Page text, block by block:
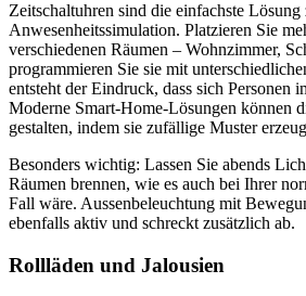
Zeitschaltuhren sind die einfachste Lösung
Anwesenheitssimulation. Platzieren Sie
verschiedenen Räumen – Wohnzimmer,
programmieren Sie sie mit
entsteht der Eindruck, dass sich Personen
Moderne Smart-Home-Lösungen können
gestalten, indem sie zufällige Muster
Besonders wichtig: Lassen Sie abends
Räumen brennen, wie es auch bei Ihrer
Fall wäre. Aussenbeleuchtung mit
ebenfalls aktiv und schreckt zusätzlich ab.
Rollläden und Jalousien